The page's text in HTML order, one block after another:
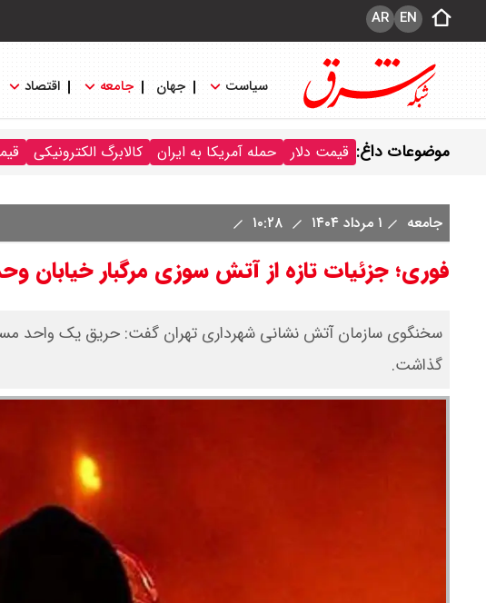
EN
AR
سیاست جهان جامعه اقتصاد
موضوعات داغ: قیمت دلار حمله آمریکا به ایران کالابرگ الکترونیکی
جامعه ۱ مرداد ۱۴۰۴
فوری؛ جزئیات تازه از آتش سوزی مرگبار خیابان
گذاشت.